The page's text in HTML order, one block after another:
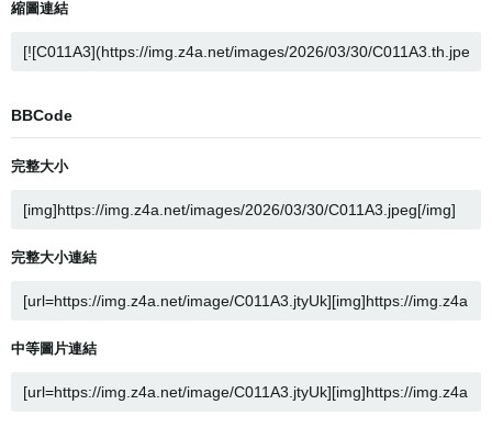
縮圖連結
BBCode
完整大小
完整大小連結
中等圖片連結